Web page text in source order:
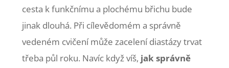
cesta k funkčnímu a plochému břichu bude
jinak dlouhá. Při cílevědomém a správně
vedeném cvičení může zacelení diastázy trvat
třeba půl roku. Navíc když víš, jak správně